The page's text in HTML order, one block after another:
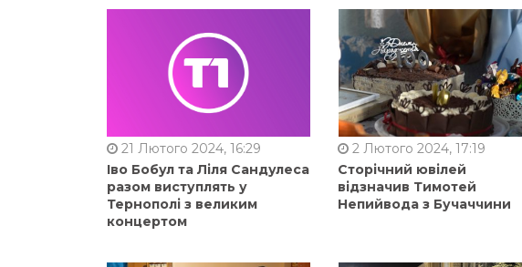
21 Лютого 2024, 16:29
Іво Бобул та Ліля Сандулеса
разом виступлять у
Тернополі з великим
концертом
2 Лютого 2024, 17:19
Сторічний ювілей
відзначив Тимотей
Непийвода з Бучаччини